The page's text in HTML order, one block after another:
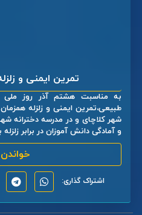
تمرین ایمنی و
به مناسبت هشتم آذر روز ملی
طبیعی،تمرین ایمنی و زلزله
شهر کلاچای و در مدرسه دخترانه
و آمادگی دانش آموزان در برابر زلزله
اشتراک گذاری: